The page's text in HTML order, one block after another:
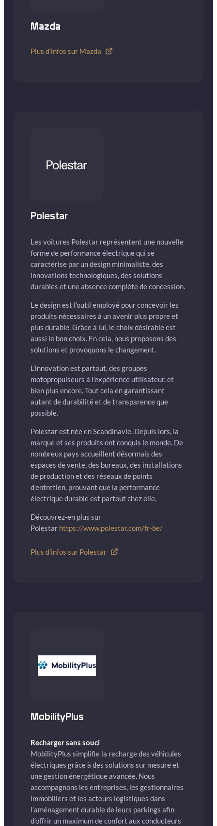
Mazda
Plus d'infos sur Mazda
Polestar
Les voitures Polestar représentent une nouvelle
forme de performance électrique qui se
caractérise par un design minimaliste, des
innovations technologiques, des solutions
durables et une absence complète de concession.
Le design est l’outil employé pour concevoir les
produits nécessaires à un avenir plus propre et
plus durable. Grâce à lui, le choix désirable est
aussi le bon choix. En cela, nous proposons des
solutions et provoquons le changement.
L’innovation est partout, des groupes
motopropulseurs à l’expérience utilisateur, et
bien plus encore. Tout cela en garantissant
autant de durabilité et de transparence que
possible.
Polestar est née en Scandinavie. Depuis lors, la
marque et ses produits ont conquis le monde. De
nombreux pays accueillent désormais des
espaces de vente, des bureaux, des installations
de production et des réseaux de points
d’entretien, prouvant que la performance
électrique durable est partout chez elle.
Découvrez-en plus sur
Polestar https://www.polestar.com/fr-be/
Plus d'infos sur Polestar
MobilityPlus
Recharger sans souci
MobilityPlus simplifie la recharge des véhicules
électriques grâce à des solutions sur mesure et
une gestion énergétique avancée. Nous
accompagnons les entreprises, les gestionnaires
immobiliers et les acteurs logistiques dans
l’aménagement durable de leurs parkings afin
d’offrir un maximum de confort aux conducteurs